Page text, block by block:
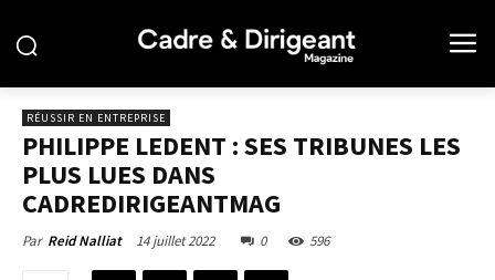
RÉUSSIR EN ENTREPRISE
PHILIPPE LEDENT : SES TRIBUNES LES
PLUS LUES DANS
CADREDIRIGEANTMAG
Par Reid Nalliat 14 juillet 2022 0 596